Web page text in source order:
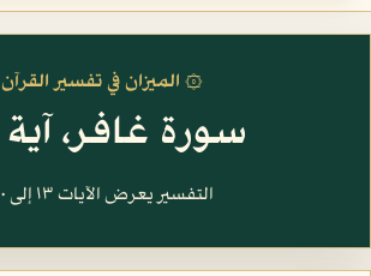
۞ الميزان في تفسير القرآن
سورة غافر، آية ١٣
التفسير يعرض الآيات ١٣ إلى ٢٠